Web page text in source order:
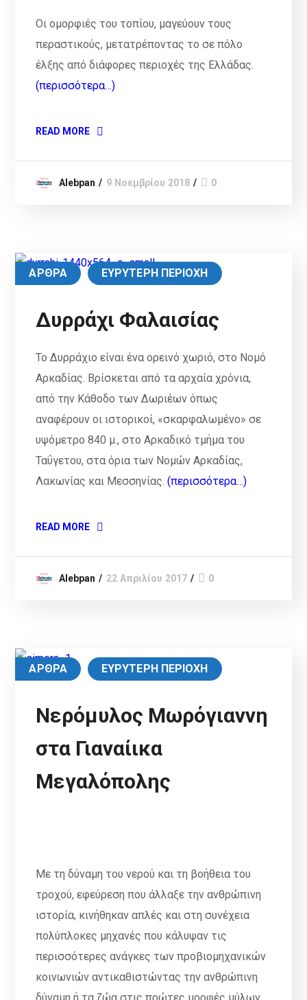
Οι ομορφιές του τοπίου, μαγεύουν τους
περαστικούς, μετατρέποντας το σε πόλο
έλξης από διάφορες περιοχές της Ελλάδας.
(περισσότερα…)
READ MORE
Alebpan 9 Νοεμβρίου 2018 0
ΑΡΘΡΑ ΕΥΡΥΤΕΡΗ ΠΕΡΙΟΧΗ
Δυρράχι Φαλαισίας
Το Δυρράχιο είναι ένα ορεινό χωριό, στο Νομό
Αρκαδίας. Βρίσκεται από τα αρχαία χρόνια,
από την Κάθοδο των Δωριέων όπως
αναφέρουν οι ιστορικοί, «σκαρφαλωμένο» σε
υψόμετρο 840 μ., στο Αρκαδικό τμήμα του
Ταΰγετου, στα όρια των Νομών Αρκαδίας,
Λακωνίας και Μεσσηνίας.(περισσότερα…)
READ MORE
Alebpan 22 Απριλίου 2017 0
ΑΡΘΡΑ ΕΥΡΥΤΕΡΗ ΠΕΡΙΟΧΗ
Nερόμυλος Μωρόγιαννη
στα Γιαναίικα
Μεγαλόπολης
Με τη δύναμη του νερού και τη βοήθεια του
τροχού, εφεύρεση που άλλαξε την ανθρώπινη
ιστορία, κινήθηκαν απλές και στη συνέχεια
πoλύπλoκες μηχανές που κάλυψαν τις
περισσότερες ανάγκες των προβιομηχανικών
κοινωvιών αντικαθιστώντας την ανθρώπινη